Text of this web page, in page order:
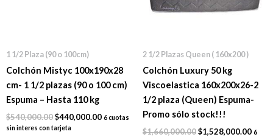
1 1/2 Plaza (90 o 100cm)
Colchón Mistyc 100x190x28
cm- 1 1/2 plazas (90 o 100 cm)
Espuma – Hasta 110 kg
$540,000.00$440,000.00 6 cuotas
sin interes con tarjeta
2 1/2 Plazas Queen ( 160x200 )
Colchón Luxury 50 kg
Viscoelastica 160x200x26-2
1/2 plaza (Queen) Espuma-
Promo sólo stock!!!
$1,660,000.00$1,528,000.00 6